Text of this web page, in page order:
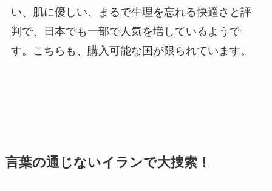
い、肌に優しい、まるで生理を忘れる快適さと評
判で、日本でも一部で人気を増しているようで
す。こちらも、購入可能な国が限られています。
言葉の通じないイランで大捜索！